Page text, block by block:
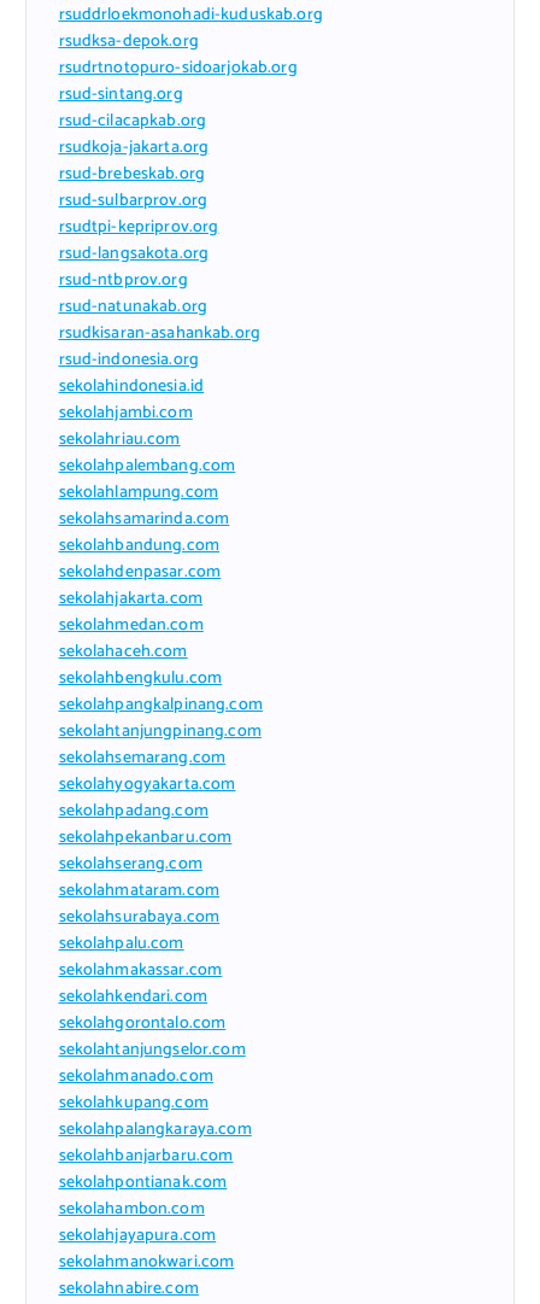
rsuddrloekmonohadi-kuduskab.org
rsudksa-depok.org
rsudrtnotopuro-sidoarjokab.org
rsud-sintang.org
rsud-cilacapkab.org
rsudkoja-jakarta.org
rsud-brebeskab.org
rsud-sulbarprov.org
rsudtpi-kepriprov.org
rsud-langsakota.org
rsud-ntbprov.org
rsud-natunakab.org
rsudkisaran-asahankab.org
rsud-indonesia.org
sekolahindonesia.id
sekolahjambi.com
sekolahriau.com
sekolahpalembang.com
sekolahlampung.com
sekolahsamarinda.com
sekolahbandung.com
sekolahdenpasar.com
sekolahjakarta.com
sekolahmedan.com
sekolahaceh.com
sekolahbengkulu.com
sekolahpangkalpinang.com
sekolahtanjungpinang.com
sekolahsemarang.com
sekolahyogyakarta.com
sekolahpadang.com
sekolahpekanbaru.com
sekolahserang.com
sekolahmataram.com
sekolahsurabaya.com
sekolahpalu.com
sekolahmakassar.com
sekolahkendari.com
sekolahgorontalo.com
sekolahtanjungselor.com
sekolahmanado.com
sekolahkupang.com
sekolahpalangkaraya.com
sekolahbanjarbaru.com
sekolahpontianak.com
sekolahambon.com
sekolahjayapura.com
sekolahmanokwari.com
sekolahnabire.com